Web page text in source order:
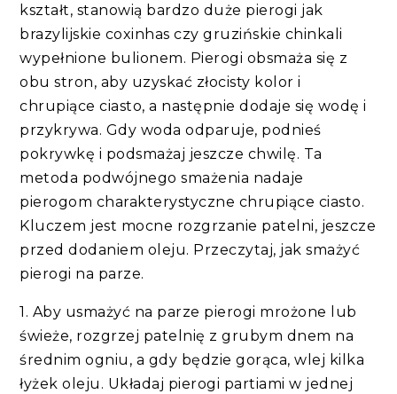
kształt, stanowią bardzo duże pierogi jak
brazylijskie coxinhas czy gruzińskie chinkali
wypełnione bulionem. Pierogi obsmaża się z
obu stron, aby uzyskać złocisty kolor i
chrupiące ciasto, a następnie dodaje się wodę i
przykrywa. Gdy woda odparuje, podnieś
pokrywkę i podsmażaj jeszcze chwilę. Ta
metoda podwójnego smażenia nadaje
pierogom charakterystyczne chrupiące ciasto.
Kluczem jest mocne rozgrzanie patelni, jeszcze
przed dodaniem oleju. Przeczytaj, jak smażyć
pierogi na parze.
1. Aby usmażyć na parze pierogi mrożone lub
świeże, rozgrzej patelnię z grubym dnem na
średnim ogniu, a gdy będzie gorąca, wlej kilka
łyżek oleju. Układaj pierogi partiami w jednej